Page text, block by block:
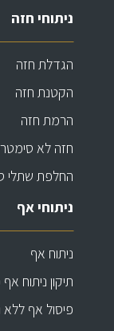
ניתוחי חזה
הגדלת חזה
הקטנת חזה
הרמת חזה
חזה לא
החלפת שתלי
ניתוחי אף
ניתוח אף
תיקון ניתוח
פיסול אף ללא